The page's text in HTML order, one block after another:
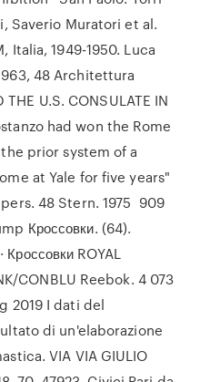
Saverio Muratori et al.
Italia, 1949-1950. Luca
48 Architettura
THE U.S. CONSULATE IN
had won the Rome
prior system of a
at Yale for five years"
48 Stern. 1975 909
Кроссовки. (64).
ROYAL
CONBLU Reebok. 4 073
2019 I dati del
di un'elaborazione
VIA VIA GIULIO